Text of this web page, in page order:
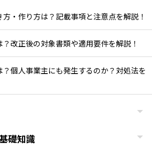
・作り方は？記載事項と注意点を解説！
改正後の対象書類や適用要件を解説！
個人事業主にも発生するのか？対処法を
礎知識